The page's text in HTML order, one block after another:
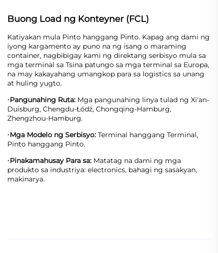
Buong Load ng Konteyner (FCL)
Katiyakan mula Pinto hanggang Pinto. Kapag ang dami ng
iyong kargamento ay puno na ng isang o maraming
container, nagbibigay kami ng direktang serbisyo mula sa
mga terminal sa Tsina patungo sa mga terminal sa Europa,
na may kakayahang umangkop para sa logistics sa unang
at huling yugto.
·Pangunahing Ruta: Mga pangunahing linya tulad ng Xi'an-
Duisburg, Chengdu-Łódź, Chongqing-Hamburg,
Zhengzhou-Hamburg.
·Mga Modelo ng Serbisyo: Terminal hanggang Terminal,
Pinto hanggang Pinto.
·Pinakamahusay Para sa: Matatag na dami ng mga
produkto sa industriya: electronics, bahagi ng sasakyan,
makinarya.